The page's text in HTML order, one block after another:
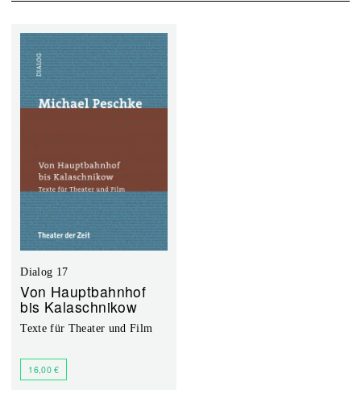
Dialog 17
Von Hauptbahnhof
bis Kalaschnikow
Texte für Theater und Film
16,00 €